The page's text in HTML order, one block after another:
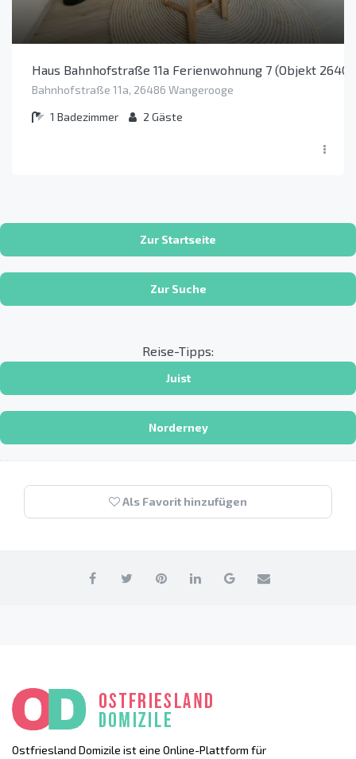
Haus Bahnhofstraße 11a Ferienwohnung 7 (Objekt
Bahnhofstraße 11a, 26486 Wangerooge
1 Badezimmer 2 Gäste
Zur Startseite
Zur Suche
Reise-Tipps:
Juist
Norderney
Als Favorit hinzufügen
Ostfriesland Domizile ist eine Online-Plattform für